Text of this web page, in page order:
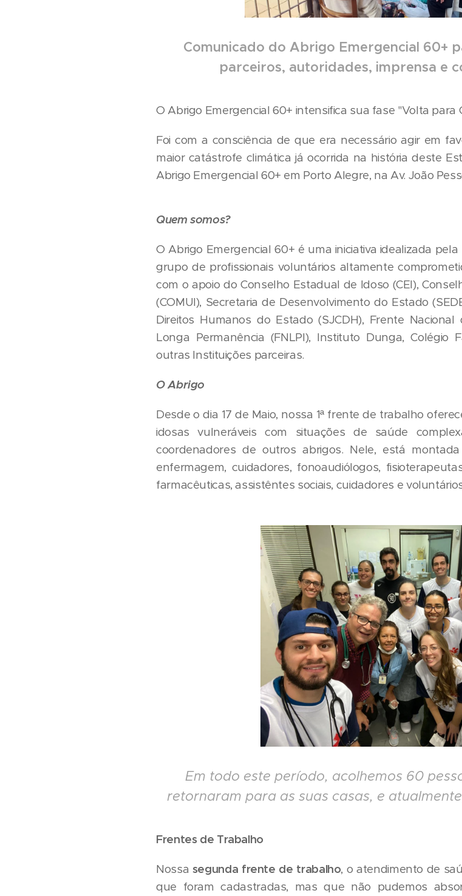
Comunicado do Abrigo Emergencial 60+
parceiros, autoridades, imprensa e
O Abrigo Emergencial 60+ intensifica sua fase "Volta para
Foi com a consciência de que era necessário agir em
maior catástrofe climática já ocorrida na história deste
Abrigo Emergencial 60+ em Porto Alegre, na Av. João
Quem somos?
O Abrigo Emergencial 60+ é uma iniciativa idealizada
grupo de profissionais voluntários altamente
com o apoio do Conselho Estadual de Idoso (CEI),
(COMUI), Secretaria de Desenvolvimento do Estado
Direitos Humanos do Estado (SJCDH), Frente
Longa Permanência (FNLPI), Instituto Dunga, Colégio
outras Instituições parceiras.
O Abrigo
Desde o dia 17 de Maio, nossa 1ª frente de trabalho
idosas vulneráveis com situações de saúde
coordenadores de outros abrigos. Nele, está
enfermagem, cuidadores, fonoaudiólogos,
farmacêuticas, assistêntes sociais, cuidadores e
Em todo este período, acolhemos 60
retornaram para as suas casas, e
Frentes de Trabalho
Nossa segunda frente de trabalho, o atendimento de
que foram cadastradas, mas que não pudemos